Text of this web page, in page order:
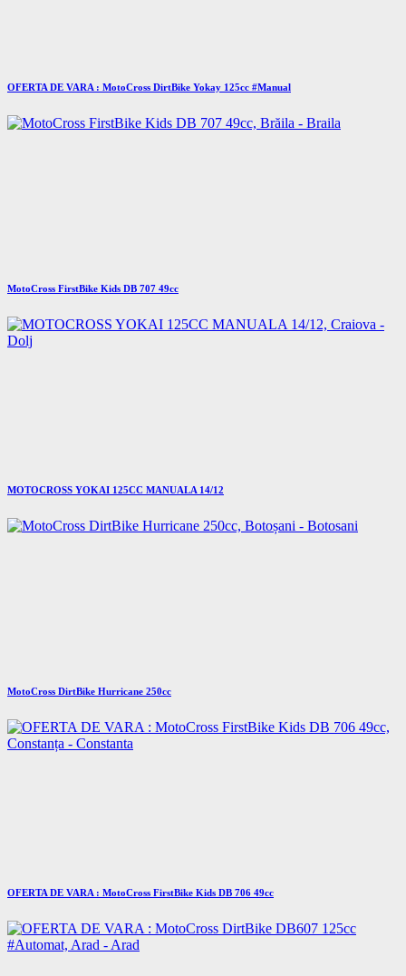
OFERTA DE VARA : MotoCross DirtBike Yokay 125cc #Manual
MotoCross FirstBike Kids DB 707 49cc
MOTOCROSS YOKAI 125CC MANUALA 14/12
MotoCross DirtBike Hurricane 250cc
OFERTA DE VARA : MotoCross FirstBike Kids DB 706 49cc